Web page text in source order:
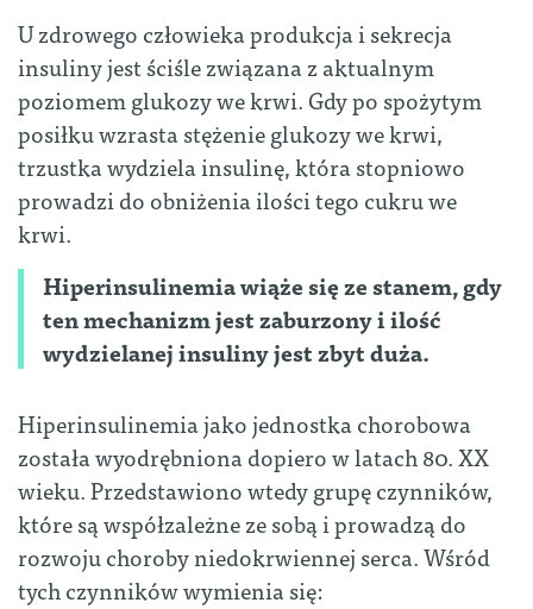
U zdrowego człowieka produkcja i sekrecja
insuliny jest ściśle związana z aktualnym
poziomem glukozy we krwi. Gdy po spożytym
posiłku wzrasta stężenie glukozy we krwi,
trzustka wydziela insulinę, która stopniowo
prowadzi do obniżenia ilości tego cukru we
krwi.
Hiperinsulinemia wiąże się ze stanem, gdy
ten mechanizm jest zaburzony i ilość
wydzielanej insuliny jest zbyt duża.
Hiperinsulinemia jako jednostka chorobowa
została wyodrębniona dopiero w latach 80. XX
wieku. Przedstawiono wtedy grupę czynników,
które są współzależne ze sobą i prowadzą do
rozwoju choroby niedokrwiennej serca. Wśród
tych czynników wymienia się: